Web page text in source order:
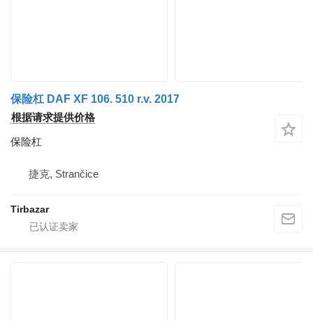
保险杠 DAF XF 106. 510 r.v. 2017
根据请求提供价格
保险杠
捷克, Strančice
Tirbazar